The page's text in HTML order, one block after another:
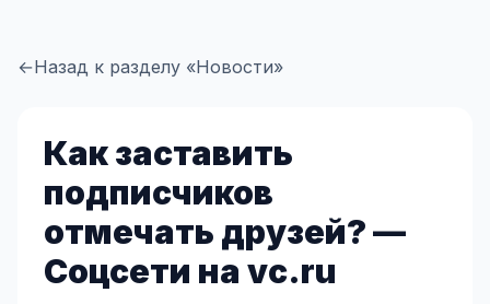
←Назад к разделу «Новости»
Как заставить
подписчиков
отмечать друзей? —
Соцсети на vc.ru